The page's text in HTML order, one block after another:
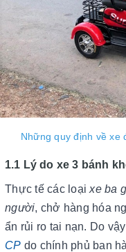
Những quy định về xe
1.1 Lý do xe 3 bánh
Thực tế các loạixe ba
người, chở hàng hóa
ẩn rủi ro tai nạn. Do
CP do chính phủ ban